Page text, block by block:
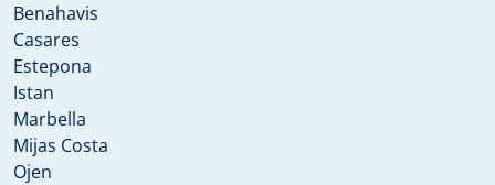
Benahavis
Casares
Estepona
Istan
Marbella
Mijas Costa
Ojen